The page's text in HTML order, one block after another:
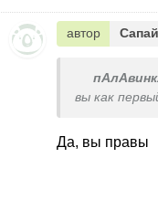
автор
вы как
Да, вы правы